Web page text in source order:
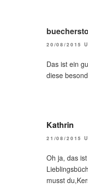
20/08/2015
Das ist ein
diese
Kathrin
21/08/2015
Oh ja, das
musst